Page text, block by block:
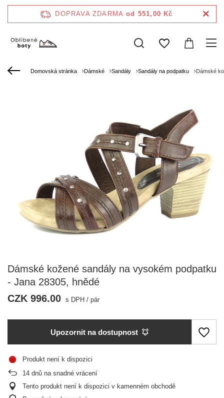
DOPRAVA ZDARMA od 551,00 Kč
Domovská stránka Dámské Sandály Sandály na podpatku Dámské
Dámské kožené sandály na vysokém podpatku
- Jana 28305, hnědé
CZK 996.00 s DPH / pár
Upozornit na dostupnost
Produkt není k dispozici
14 dnů na snadné vrácení
Tento produkt není k dispozici v kamenném obchodě